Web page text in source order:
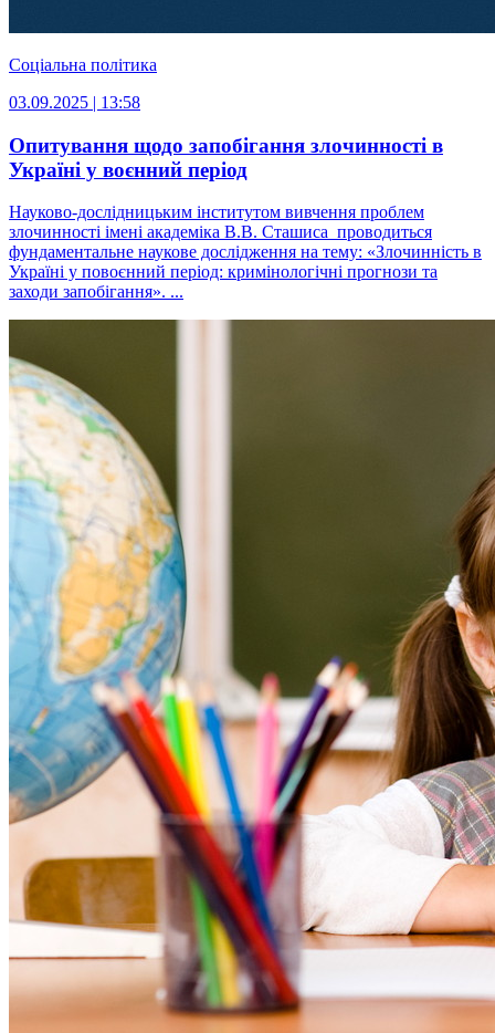
Соціальна політика
03.09.2025 | 13:58
Опитування щодо запобігання злочинності в
Україні у воєнний період
Науково-дослідницьким інститутом вивчення проблем
злочинності імені академіка В.В. Сташиса проводиться
фундаментальне наукове дослідження на тему: «Злочинність в
Україні у повоєнний період: кримінологічні прогнози та
заходи запобігання». ...